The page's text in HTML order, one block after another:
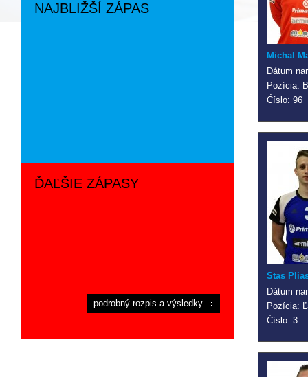
Michal
Dátum
Pozícia:
Ćíslo: 96
Stas
Dátum
Pozícia:
Ćíslo: 3
NAJBLIŽŠÍ ZÁPAS
ĎAĽŠIE ZÁPASY
podrobný rozpis a výsledky